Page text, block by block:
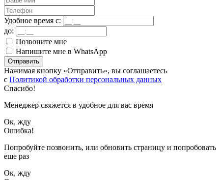
Удобное время с:
до:
Позвоните мне
Напишите мне в WhatsApp
Отправить
Нажимая кнопку «Отправить», вы соглашаетесь
с Политикой обработки персональных данных
Спасибо!
Менеджер свяжется в удобное для вас время
Ок, жду
Ошибка!
Попробуйте позвонить, или обновить страницу и попробовать
еще раз
Ок, жду